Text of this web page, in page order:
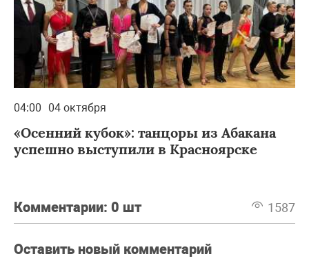
04:00 04 октября
«Осенний кубок»: танцоры из Абакана
успешно выступили в Красноярске
Комментарии: 0 шт 1587
Оставить новый комментарий